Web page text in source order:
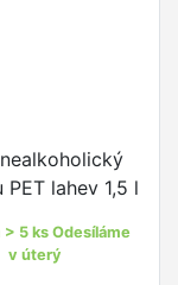
lahev 1,5 l
> 5 ks Odesíláme
v úterý